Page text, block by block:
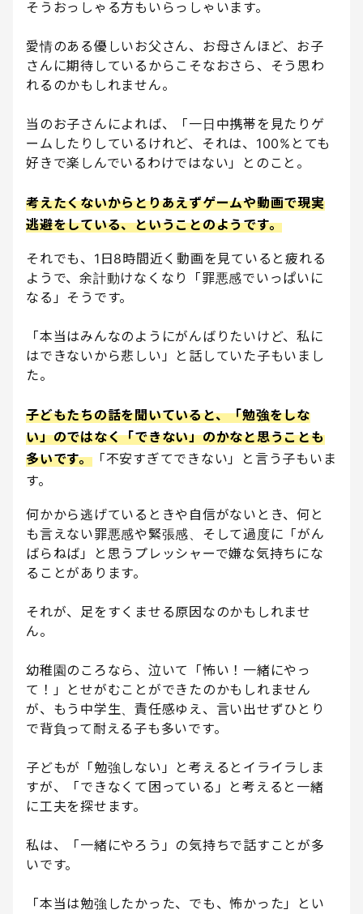
そうおっしゃる方もいらっしゃいます。
愛情のある優しいお父さん、お母さんほど、お子
さんに期待しているからこそなおさら、そう思わ
れるのかもしれません。
当のお子さんによれば、「一日中携帯を見たりゲ
ームしたりしているけれど、それは、100%とても
好きで楽しんでいるわけではない」とのこと。
考えたくないからとりあえずゲームや動画で現実
逃避をしている、ということのようです。
それでも、1日8時間近く動画を見ていると疲れる
ようで、余計動けなくなり「罪悪感でいっぱいに
なる」そうです。
「本当はみんなのようにがんばりたいけど、私に
はできないから悲しい」と話していた子もいまし
た。
子どもたちの話を聞いていると、「勉強をしな
い」のではなく「できない」のかなと思うことも
多いです。「不安すぎてできない」と言う子もいま
す。
何かから逃げているときや自信がないとき、何と
も言えない罪悪感や緊張感、そして過度に「がん
ばらねば」と思うプレッシャーで嫌な気持ちにな
ることがあります。
それが、足をすくませる原因なのかもしれませ
ん。
幼稚園のころなら、泣いて「怖い！一緒にやっ
て！」とせがむことができたのかもしれません
が、もう中学生、責任感ゆえ、言い出せずひとり
で背負って耐える子も多いです。
子どもが「勉強しない」と考えるとイライラしま
すが、「できなくて困っている」と考えると一緒
に工夫を探せます。
私は、「一緒にやろう」の気持ちで話すことが多
いです。
「本当は勉強したかった、でも、怖かった」とい